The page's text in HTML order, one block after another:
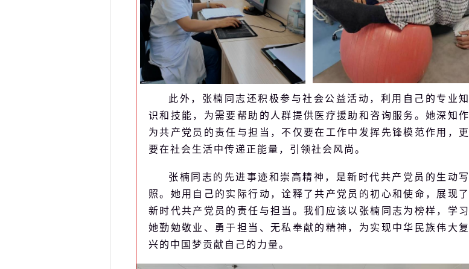
此外，张楠同志还积极参与社会公益活动，利用自己的专业知
识和技能，为需要帮助的人群提供医疗援助和咨询服务。她深知作
为共产党员的责任与担当，不仅要在工作中发挥先锋模范作用，更
要在社会生活中传递正能量，引领社会风尚。
张楠同志的先进事迹和崇高精神，是新时代共产党员的生动写
照。她用自己的实际行动，诠释了共产党员的初心和使命，展现了
新时代共产党员的责任与担当。我们应该以张楠同志为榜样，学习
她勤勉敬业、勇于担当、无私奉献的精神，为实现中华民族伟大复
兴的中国梦贡献自己的力量。